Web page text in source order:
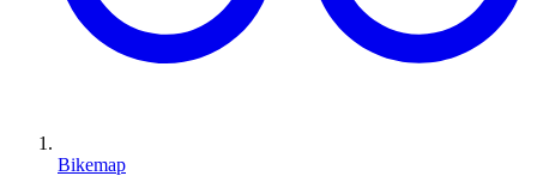
Bikemap